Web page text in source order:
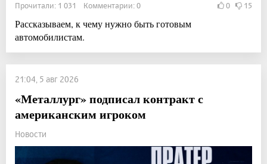
Прочитали: 1 031 Комментарии: 0 0 15
Рассказываем, к чему нужно быть готовым
автомобилистам.
21:04, 5 авг 2026
«Металлург» подписал контракт с
американским игроком
Новости